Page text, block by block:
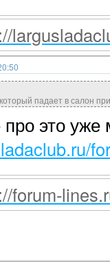
падает в салон
это уже
forum-